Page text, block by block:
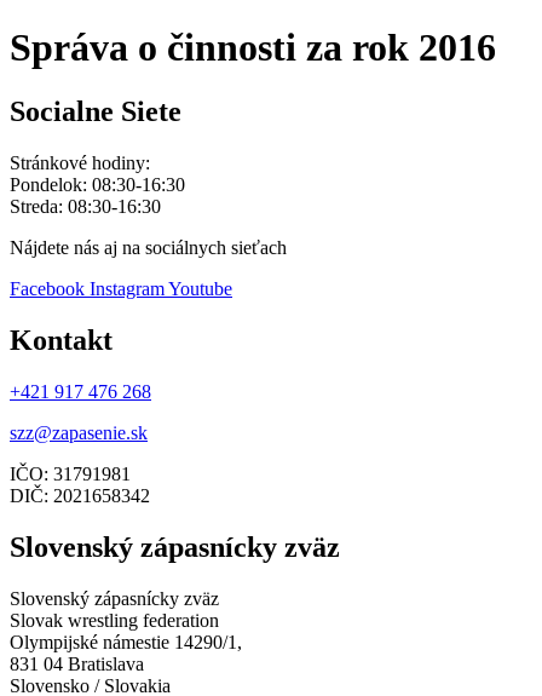
Správa o činnosti za rok 2016
Socialne Siete
Stránkové hodiny:
Pondelok: 08:30-16:30
Streda: 08:30-16:30
Nájdete nás aj na sociálnych sieťach
Facebook InstagramYoutube
Kontakt
+421 917 476 268
szz@zapasenie.sk
IČO: 31791981
DIČ: 2021658342
Slovenský zápasnícky zväz
Slovenský zápasnícky zväz
Slovak wrestling federation
Olympijské námestie 14290/1,
831 04 Bratislava
Slovensko / Slovakia